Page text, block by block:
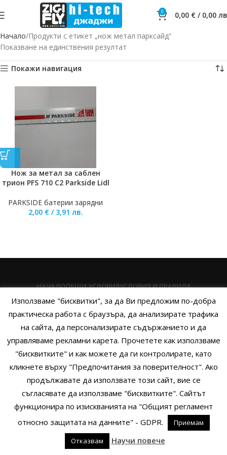
0 0,00 € / 0,00
Начало Продукти с етикет „нож метал парксайд“
Показване на единствения резултат
Покажи навигация
Нож за метал за саблен
трион PFS 710 C2 Parkside Lidl
PARKSIDE батерии зарядни
2,00 € / 3,91 лв.
НАЧАЛООБЩИ УСЛОВИЯУСЛОВИЯ И ПРАВИЛА
ПОЛИТИКА НА БИСКВИТКИТЕПОЛИТИКА ЗА ПОВЕРИТЕЛНОСТ
НАЧИНИ НА ПЛАЩАНЕИЗПРАТЕТЕ ЗАПИТВАНЕ
Copyright © 2014 - 2024 Zigifly.com — Developed byWe Work With
You
Използваме "бисквитки", за да Ви предложим по-добра
практическа работа с браузъра, да анализирате трафика
на сайта, да персонализирате съдържанието и да
управляваме рекламни карета. Прочетете как използваме
"бисквитките" и как можете да ги контролирате, като
кликнете върху "Предпочитания за поверителност". Ако
продължавате да използвате този сайт, вие се
съгласявате да използваме "бисквитките". Сайтът
функционира по изискванията на "Общият регламент
относно защитата на данните" - GDPR.
Приемам
Отказвам
Научи повече